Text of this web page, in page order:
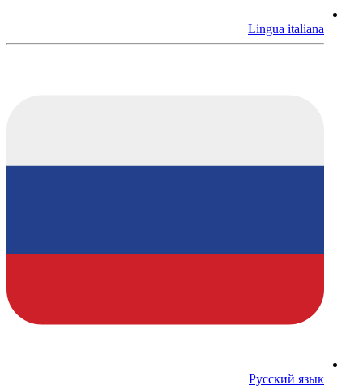
Lingua italiana
Русский язык